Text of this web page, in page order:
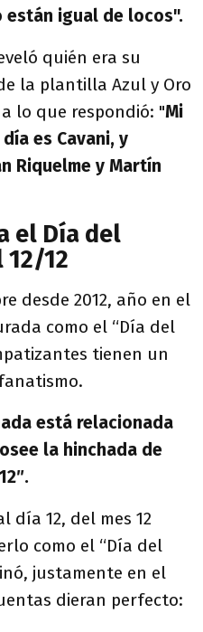
igual de locos".
quién era su
la plantilla Azul y Oro
lo que respondió: "Mi
es Cavani, y
Riquelme y Martín
el Día del
12/12
desde 2012, año en el
como el “Día del
tienen un
está relacionada
la hinchada de
día 12, del mes 12
como el “Día del
justamente en el
dieran perfecto: